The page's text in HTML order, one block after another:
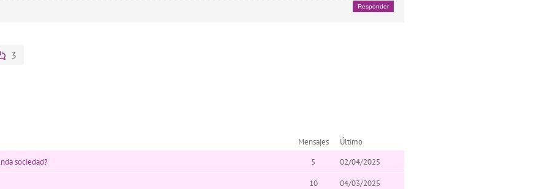
Responder
3
Mensajes
Último
sociedad?
5 02/04/2025
10 04/03/2025